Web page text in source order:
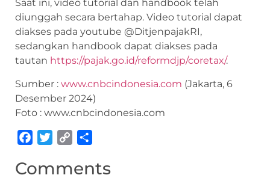
Saat ini, video tutorial dan handbook telah
diunggah secara bertahap. Video tutorial dapat
diakses pada youtube @DitjenpajakRI,
sedangkan handbook dapat diakses pada
tautan https://pajak.go.id/reformdjp/coretax/.
Sumber : www.cnbcindonesia.com (Jakarta, 6
Desember 2024)
Foto : www.cnbcindonesia.com
Facebook
Twitter
Copy
Comments